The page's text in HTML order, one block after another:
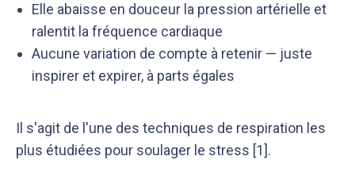
Elle abaisse en douceur la pression artérielle et
ralentit la fréquence cardiaque
Aucune variation de compte à retenir — juste
inspirer et expirer, à parts égales
Il s'agit de l'une des techniques de respiration les
plus étudiées pour soulager le stress [1].